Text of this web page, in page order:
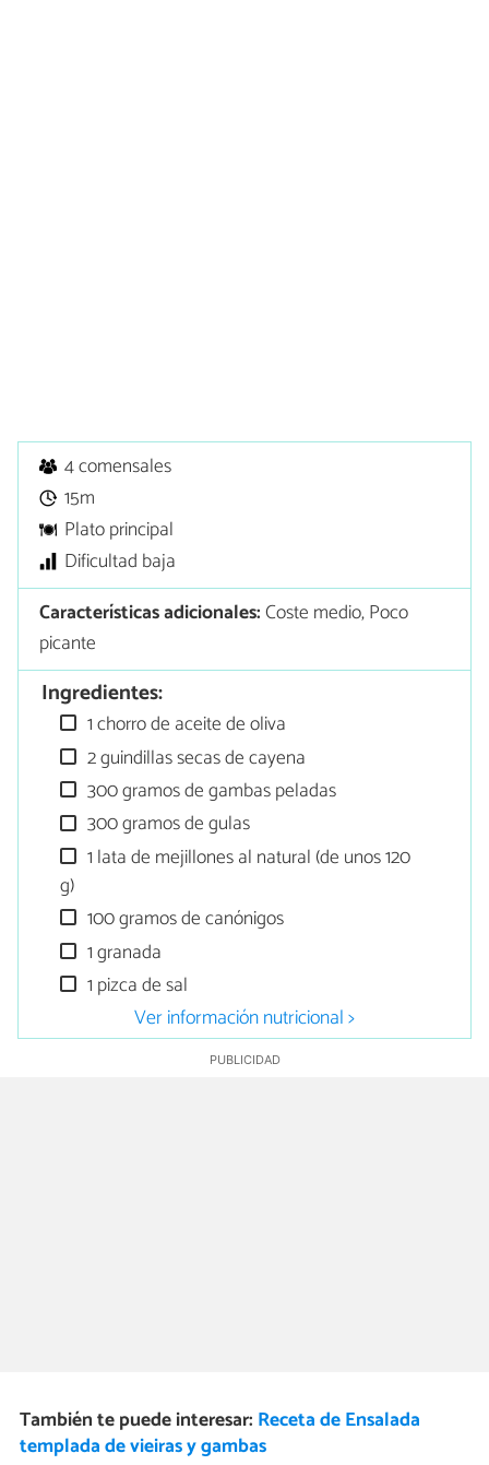
4 comensales
15m
Plato principal
Dificultad baja
Características adicionales:Coste medio, Poco
picante
Ingredientes:
1 chorro de aceite de oliva
2 guindillas secas de cayena
300 gramos de gambas peladas
300 gramos de gulas
1 lata de mejillones al natural (de unos 120
g)
100 gramos de canónigos
1 granada
1 pizca de sal
Ver información nutricional >
También te puede interesar: Receta de Ensalada
templada de vieiras y gambas